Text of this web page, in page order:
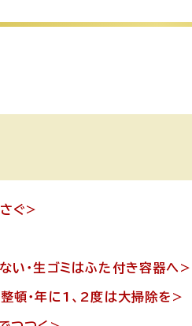
ぐ>
い・生ゴミはふた付き容器へ>
頓・年に1、2度は大掃除を>